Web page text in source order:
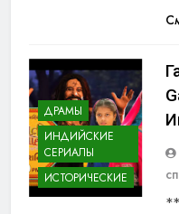
ДРАМЫ
ИНДИЙСКИЕ
СЕРИАЛЫ
ИСТОРИЧЕСКИЕ